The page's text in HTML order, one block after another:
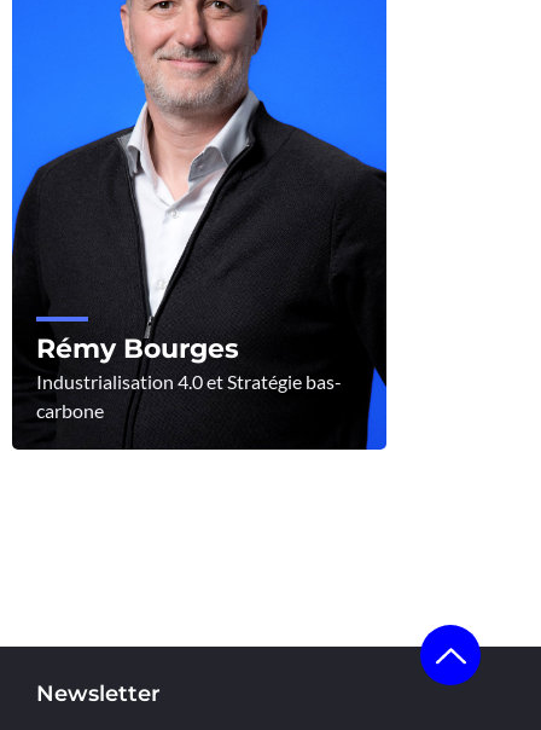
Rémy Bourges
Industrialisation 4.0 et Stratégie bas-
carbone
Newsletter